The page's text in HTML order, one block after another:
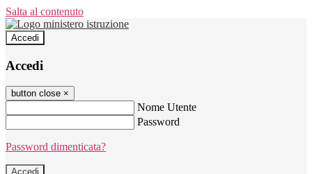
Salta al contenuto
Accedi
Accedi
button close ×
Nome Utente
Password
Password dimenticata?